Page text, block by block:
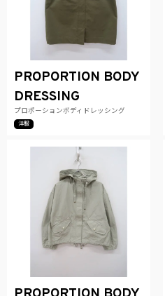
PROPORTION BODY
DRESSING
プロポーションボディドレッシング
洋服